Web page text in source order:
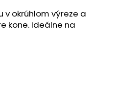
v okrúhlom výreze a
kone. Ideálne na